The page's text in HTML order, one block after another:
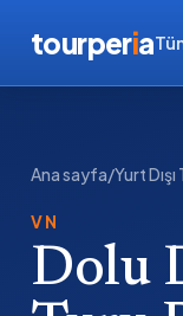
tourperia
Ana sayfa/Yurt Dışı
VN
Dolu